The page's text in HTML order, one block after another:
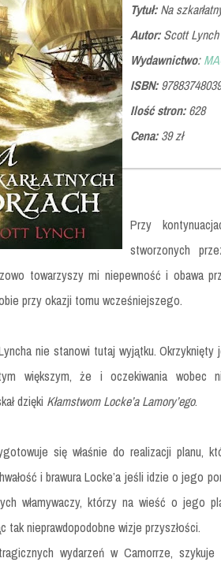
Tytuł:Na
Autor:Scott Lynch
Wydawnictwo:
ISBN:
Ilość stron:628
Cena:39 zł
Przy
stworzonych
towarzyszy mi niepewność i obawa
przy okazji tomu wcześniejszego.
nie stanowi tutaj wyjątku. Okrzyknięty
większym, że i oczekiwania wobec
dzięki Kłamstwom Locke’a Lamory’ego.
się właśnie do realizacji planu,
i brawura Locke’a jeśli idzie o jego
włamywaczy, którzy na wieść o jego
tak nieprawdopodobne wizje przyszłości.
wydarzeń w Camorrze,